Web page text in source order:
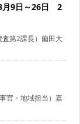
月9日～26日 2
第2課長）薗田大
官・地域担当）嘉